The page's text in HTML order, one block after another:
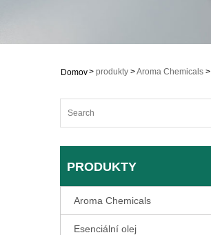
Domov> produkty >Aroma Chemicals >
PRODUKTY
Aroma Chemicals
Esenciální olej